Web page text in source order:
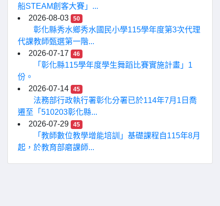
船STEAM創客大賽」...
2026-08-03
50
彰化縣秀水鄉秀水國民小學115學年度第3次代理
代課教師甄選第一階...
2026-07-17
46
「彰化縣115學年度學生舞蹈比賽實施計畫」1
份。
2026-07-14
45
法務部行政執行署彰化分署已於114年7月1日喬
遷至「510203彰化縣...
2026-07-29
45
「教師數位教學增能培訓」基礎課程自115年8月
起，於教育部磨課師...